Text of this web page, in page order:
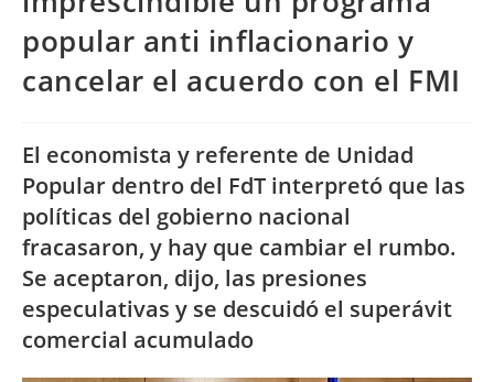
popular anti inflacionario y
cancelar el acuerdo con el FMI
El economista y referente de Unidad
Popular dentro del FdT interpretó que las
políticas del gobierno nacional
fracasaron, y hay que cambiar el rumbo.
Se aceptaron, dijo, las presiones
especulativas y se descuidó el superávit
comercial acumulado